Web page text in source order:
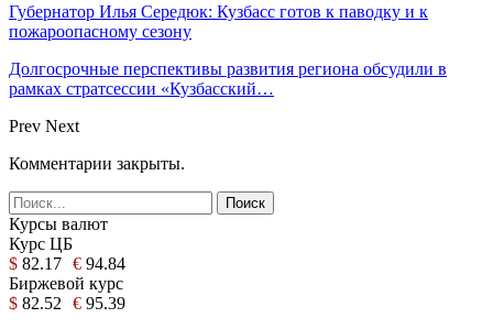
Губернатор Илья Середюк: Кузбасс готов к паводку и к
пожароопасному сезону
Долгосрочные перспективы развития региона обсудили в
рамках стратсессии «Кузбасский…
Prev Next
Комментарии закрыты.
Курсы валют
Курс ЦБ
$ 82.17 € 94.84
Биржевой курс
$ 82.52 € 95.39